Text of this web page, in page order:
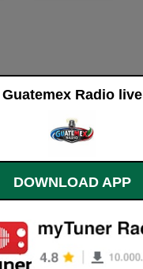
Radio live
Guatemex Radio live
DOWNLOAD APP